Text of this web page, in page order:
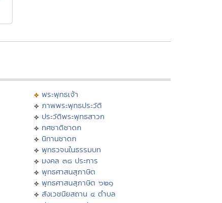
พระพุทธเจ้า
ภาพพระพุทธประวัติ
ประวัติพระพุทธสาวก
ทศชาติชาดก
นิทานชาดก
พุทธวจนในธรรมบท
มงคล ๓๘ ประการ
พุทธศาสนสุภาษิต
พุทธศาสนสุภาษิต ๖๒๑
สังเวชนียสถาน ๔ ตำบล